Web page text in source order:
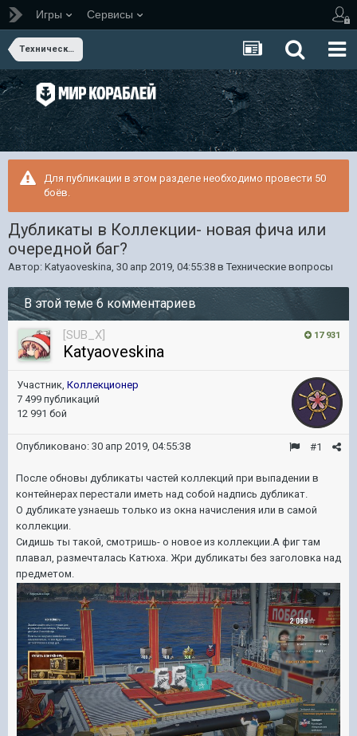
Игры Сервисы
Технические вопросы
Для публикации в этом разделе необходимо провести 50
боёв.
Дубликаты в Коллекции- новая фича или
очередной баг?
Автор: Katyaoveskina, 30 апр 2019, 04:55:38 в Технические вопросы
В этой теме 6 комментариев
17 931
[SUB_X]
Katyaoveskina
Участник, Коллекционер
7 499 публикаций
12 991 бой
#1
Опубликовано: 30 апр 2019, 04:55:38
После обновы дубликаты частей коллекций при выпадении в
контейнерах перестали иметь над собой надпись дубликат.
О дубликате узнаешь только из окна начисления или в самой
коллекции.
Сидишь ты такой, смотришь- о новое из коллекции.А фиг там
плавал, размечталась Катюха. Жри дубликаты без заголовка над
предметом.